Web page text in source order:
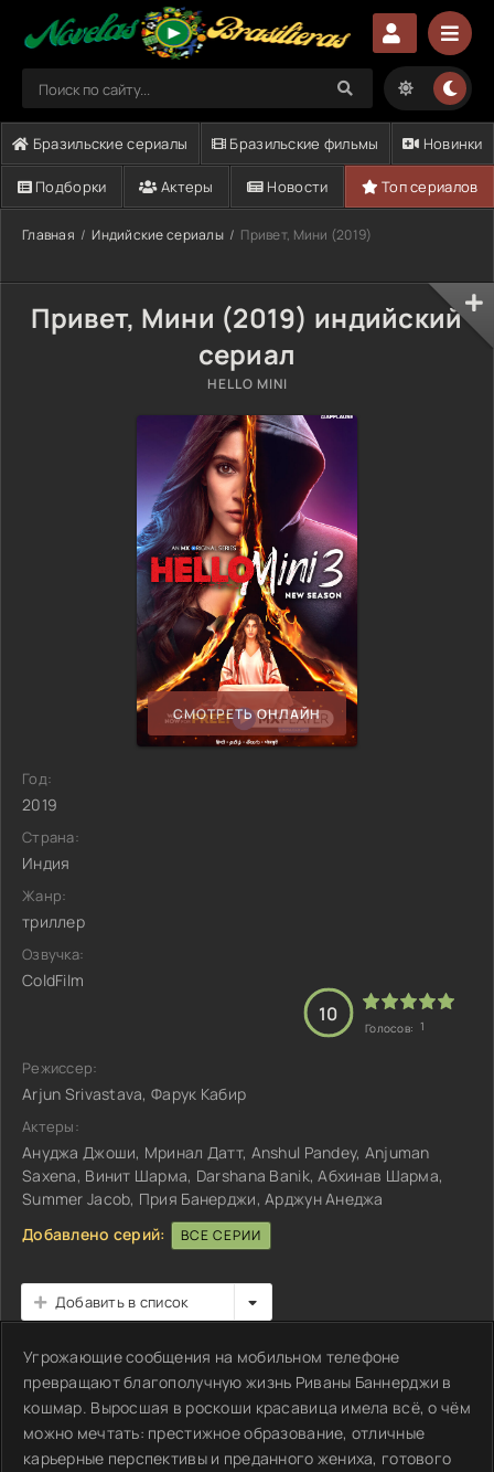
Бразильские сериалы Бразильские фильмы Новинки
Подборки Актеры Новости Топ сериалов
Главная Индийские сериалы Привет, Мини (2019)
Привет, Мини (2019) индийский
сериал
HELLO MINI
СМОТРЕТЬ ОНЛАЙН
Год:
2019
Страна:
Индия
Жанр:
триллер
Озвучка:
ColdFilm
10
Голосов: 1
Режиссер:
Arjun Srivastava, Фарук Кабир
Актеры:
Ануджа Джоши, Мринал Датт, Anshul Pandey, Anjuman
Saxena, Винит Шарма, Darshana Banik, Абхинав Шарма,
Summer Jacob, Прия Банерджи, Арджун Анеджа
Добавлено серий:
ВСЕ СЕРИИ
Добавить в список
Угрожающие сообщения на мобильном телефоне
превращают благополучную жизнь Риваны Баннерджи в
кошмар. Выросшая в роскоши красавица имела всё, о чём
можно мечтать: престижное образование, отличные
карьерные перспективы и преданного жениха, готового